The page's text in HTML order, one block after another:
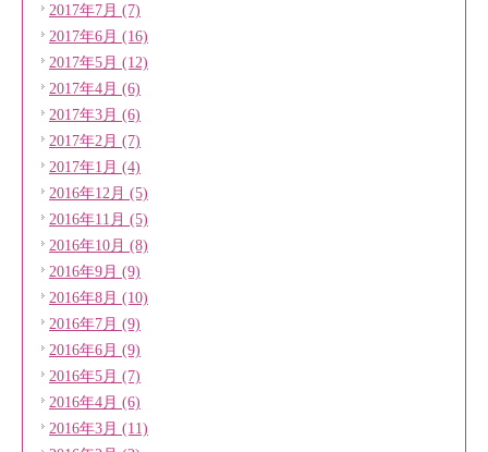
2017年7月 (7)
2017年6月 (16)
2017年5月 (12)
2017年4月 (6)
2017年3月 (6)
2017年2月 (7)
2017年1月 (4)
2016年12月 (5)
2016年11月 (5)
2016年10月 (8)
2016年9月 (9)
2016年8月 (10)
2016年7月 (9)
2016年6月 (9)
2016年5月 (7)
2016年4月 (6)
2016年3月 (11)